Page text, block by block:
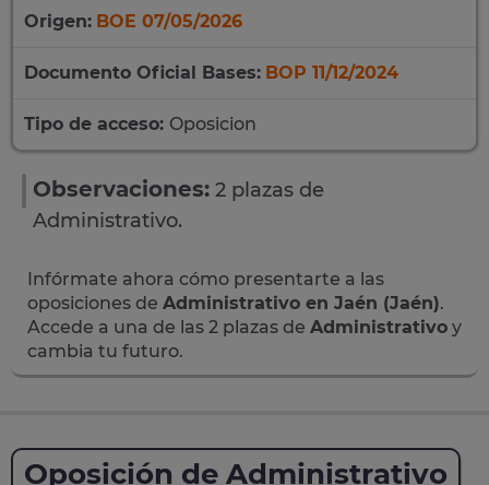
Origen: BOE 07/05/2026
Documento Oficial Bases: BOP 11/12/2024
Tipo de acceso: Oposicion
Observaciones: 2 plazas de
Administrativo.
Infórmate ahora cómo presentarte a las
oposiciones de Administrativo en Jaén (Jaén).
Accede a una de las 2 plazas de Administrativo y
cambia tu futuro.
Oposición de Administrativo